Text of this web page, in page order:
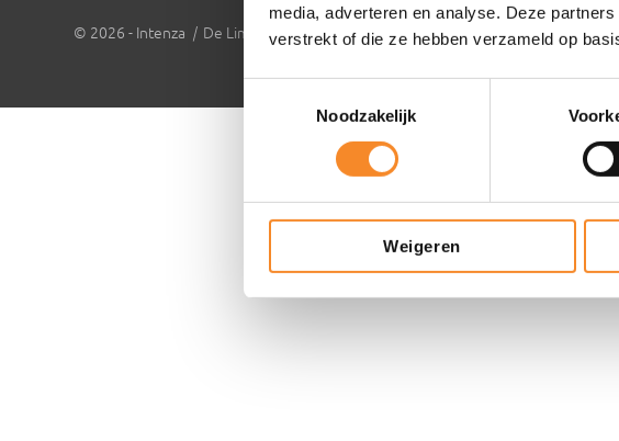
media, adverteren en analyse. Deze
verstrekt of die ze hebben verzameld op
Noodzakelijk
Weigeren
© 2026 - Intenza |De Limiet 2 , 4131 NR Vianen |info@intenza.nl|+31 (0)165